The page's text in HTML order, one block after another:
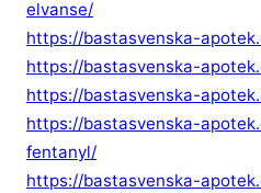
elvanse/
https://bastasvenska-
https://bastasvenska-
https://bastasvenska-
https://bastasvenska-
fentanyl/
https://bastasvenska-